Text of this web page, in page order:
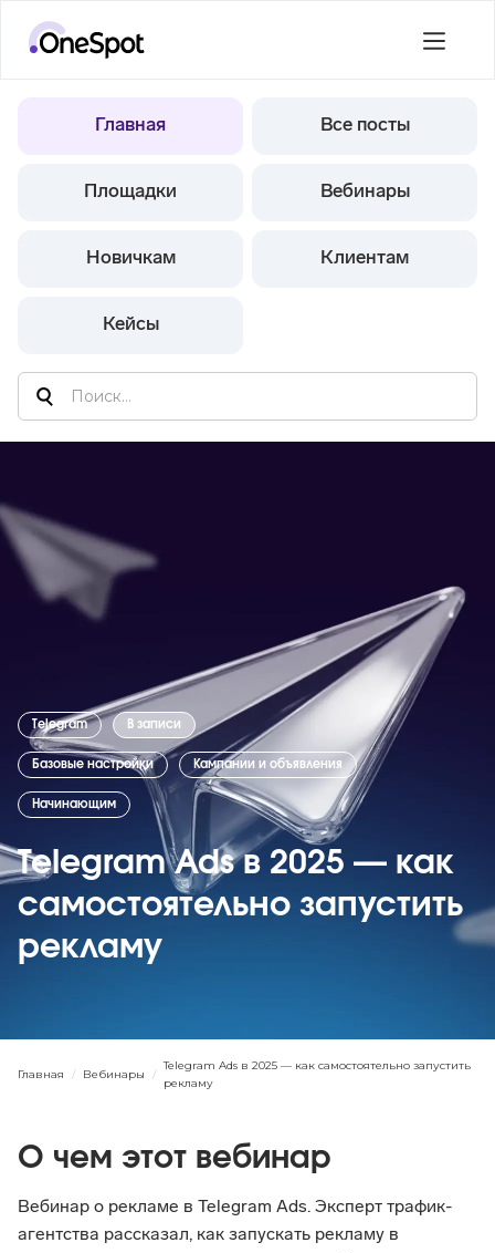
Главная Все посты
Площадки Вебинары
Новичкам Клиентам
Кейсы
Telegram В записи
Базовые настройки Кампании и объявления
Начинающим
Telegram Ads в 2025 — как
самостоятельно запустить
рекламу
Главная / Вебинары /
Telegram Ads в 2025 — как самостоятельно запустить
рекламу
О чем этот вебинар
Вебинар о рекламе в Telegram Ads. Эксперт трафик-
агентства рассказал, как запускать рекламу в